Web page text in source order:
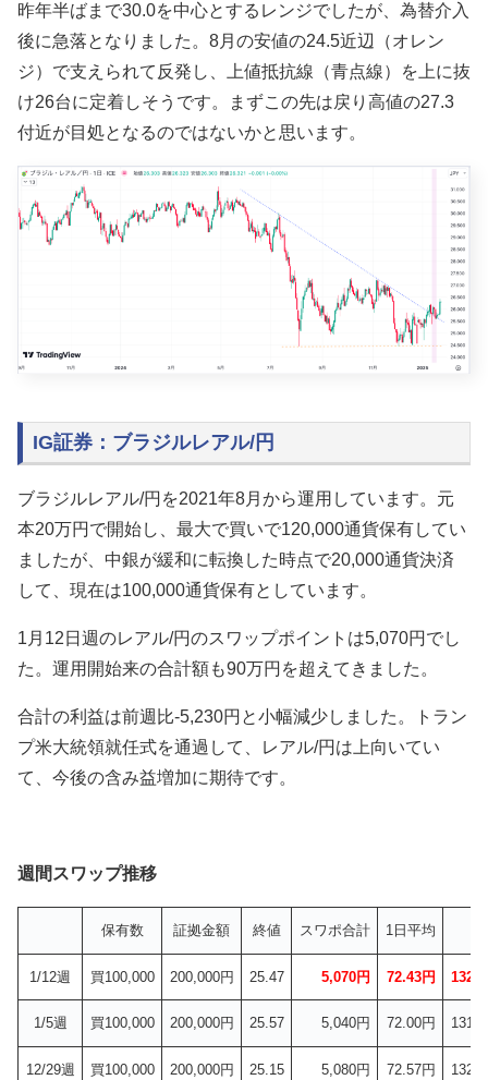
昨年半ばまで30.0を中心とするレンジでしたが、為替介入
後に急落となりました。8月の安値の24.5近辺（オレン
ジ）で支えられて反発し、上値抵抗線（青点線）を上に抜
け26台に定着しそうです。まずこの先は戻り高値の27.3
付近が目処となるのではないかと思います。
IG証券：ブラジルレアル/円
ブラジルレアル/円を2021年8月から運用しています。元
本20万円で開始し、最大で買いで120,000通貨保有してい
ましたが、中銀が緩和に転換した時点で20,000通貨決済
して、現在は100,000通貨保有としています。
1月12日週のレアル/円のスワップポイントは5,070円でし
た。運用開始来の合計額も90万円を超えてきました。
合計の利益は前週比-5,230円と小幅減少しました。トラン
プ米大統領就任式を通過して、レアル/円は上向いてい
て、今後の含み益増加に期待です。
週間スワップ推移
保有数 証拠金額 終値 スワポ合計 1日平均
1/12週 買100,000 200,000円 25.47 5,070円 72.43円
1/5週 買100,000 200,000円 25.57 5,040円 72.00円
12/29週 買100,000 200,000円 25.15 5,080円 72.57円